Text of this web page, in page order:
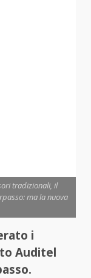
tradizionali, il
ma la nuova
i
Auditel